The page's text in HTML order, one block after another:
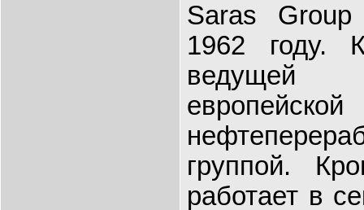
Saras
1962 году.
ведущей
европейской
группой.
работает в